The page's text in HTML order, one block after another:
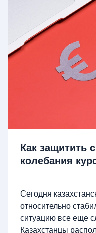
Как защитить
колебания
Сегодня
относительно
ситуацию все еще
Казахстанцы